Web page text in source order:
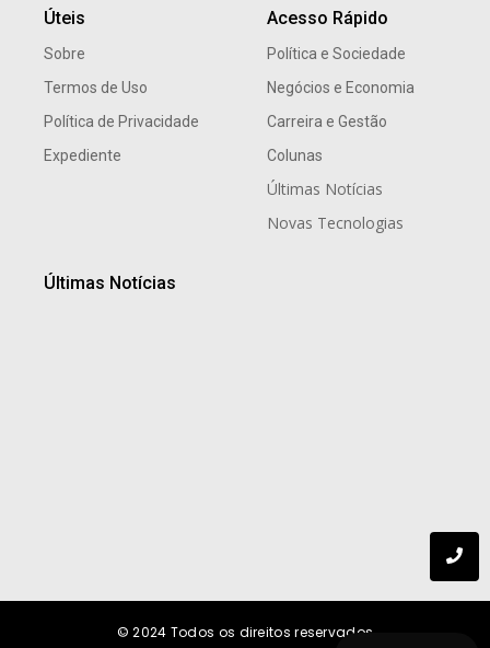
Úteis
Sobre
Termos de Uso
Política de Privacidade
Expediente
Acesso Rápido
Política e Sociedade
Negócios e Economia
Carreira e Gestão
Colunas
Últimas Notícias
Novas Tecnologias
Últimas Notícias
© 2024 Todos os direitos reservados